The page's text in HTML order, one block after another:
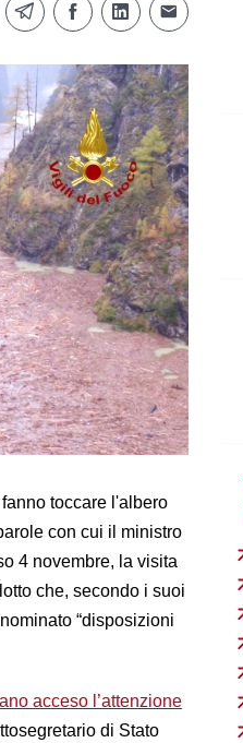
toccare l'albero
con cui il ministro
4 novembre, la visita
che, secondo i suoi
“disposizioni
acceso l’attenzione
di Stato